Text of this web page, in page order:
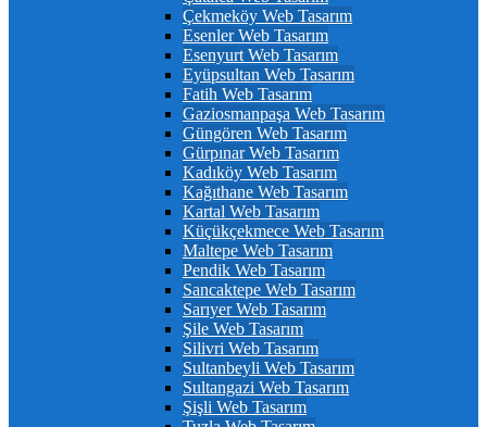
Çekmeköy Web Tasarım
Esenler Web Tasarım
Esenyurt Web Tasarım
Eyüpsultan Web Tasarım
Fatih Web Tasarım
Gaziosmanpaşa Web Tasarım
Güngören Web Tasarım
Gürpınar Web Tasarım
Kadıköy Web Tasarım
Kağıthane Web Tasarım
Kartal Web Tasarım
Küçükçekmece Web Tasarım
Maltepe Web Tasarım
Pendik Web Tasarım
Sancaktepe Web Tasarım
Sarıyer Web Tasarım
Şile Web Tasarım
Silivri Web Tasarım
Sultanbeyli Web Tasarım
Sultangazi Web Tasarım
Şişli Web Tasarım